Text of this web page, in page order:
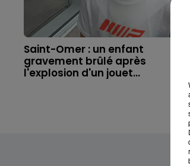
Saint-Omer : un enfant
gravement brûlé après
l'explosion d'un jouet...